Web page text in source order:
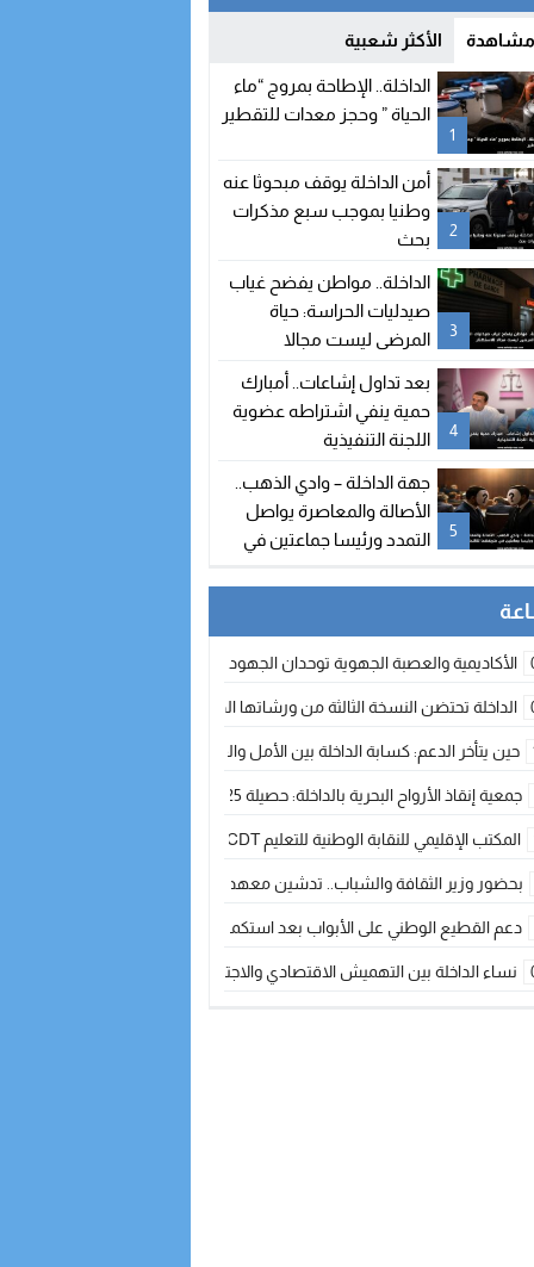
مشاهدة الأكثر شعبية
1
الداخلة.. الإطاحة بمروج “ماء
الحياة ” وحجز معدات للتقطير
2
أمن الداخلة يوقف مبحوثا عنه
وطنيا بموجب سبع مذكرات
بحث
3
الداخلة.. مواطن يفضح غياب
صيدليات الحراسة: حياة
المرضى ليست مجالا
4
بعد تداول إشاعات.. أمبارك
حمية ينفي اشتراطه عضوية
اللجنة التنفيذية
5
جهة الداخلة – وادي الذهب..
الأصالة والمعاصرة يواصل
التمدد ورئيسا جماعتين في
الأكاديمية والعصبة الجهوية توحدان الجهود لتطوير الممارسة الكروية بجهة
الداخلة تحتضن النسخة الثالثة من ورشاتها الدولية: تكوين متخصص في التراث
حين يتأخر الدعم: كسابة الداخلة بين الأمل والقلق ؟
جمعية إنقاذ الأرواح البحرية بالداخلة: حصيلة 2025 بين مهام الإنقاذ ومشروع “دار البحار”
المكتب الإقليمي للنقابة الوطنية للتعليم CDT يجتمع مع المدير الإقليمي لمناقشة ملفات جوهرية لنساء ورجال التعليم
بحضور وزير الثقافة والشباب.. تدشين معهد الموسيقى والفنون الكوريغرافية بالداخلة
دعم القطيع الوطني على الأبواب بعد استكمال الترقيم… الفلاحة المغربية
نساء الداخلة بين التهميش الاقتصادي والاجتماعي… في المؤسسات الإنتاجية